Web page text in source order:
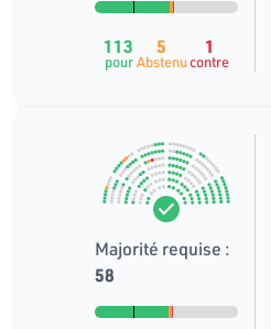
113
pour
5
Abstenu
1
contre
Majorité requise :
58